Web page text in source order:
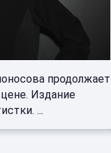
продолжает
Издание
...